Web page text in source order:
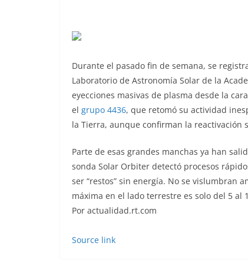
Durante el pasado fin de semana, se
Laboratorio de Astronomía Solar de la
eyecciones masivas de plasma desde la
el grupo 4436, que retomó su actividad
la Tierra, aunque confirman la reactivación
Parte de esas grandes manchas ya han
sonda Solar Orbiter detectó procesos
ser “restos” sin energía. No se vislumbran
máxima en el lado terrestre es solo del 5 al
Por actualidad.rt.com
Source link